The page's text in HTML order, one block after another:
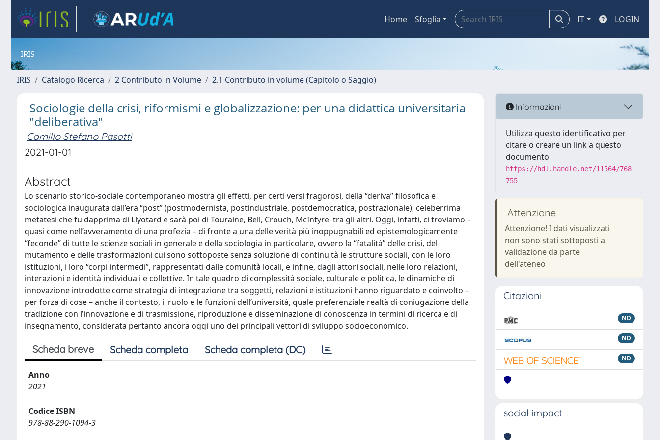
Home Sfoglia IT LOGIN
IRIS
IRIS Catalogo Ricerca 2 Contributo in Volume 2.1 Contributo in volume (Capitolo o Saggio)
Sociologie della crisi, riformismi e globalizzazione: per una didattica universitaria
"deliberativa"
Camillo Stefano Pasotti
2021-01-01
Abstract
Lo scenario storico-sociale contemporaneo mostra gli effetti, per certi versi fragorosi, della “deriva” filosofica e
sociologica inaugurata dall’era “post” (postmodernista, postindustriale, postdemocratica, postrazionale), celeberrima
metatesi che fu dapprima di Llyotard e sarà poi di Touraine, Bell, Crouch, McIntyre, tra gli altri. Oggi, infatti, ci troviamo –
quasi come nell’avveramento di una profezia – di fronte a una delle verità più inoppugnabili ed epistemologicamente
“feconde” di tutte le scienze sociali in generale e della sociologia in particolare, ovvero la “fatalità” delle crisi, del
mutamento e delle trasformazioni cui sono sottoposte senza soluzione di continuità le strutture sociali, con le loro
istituzioni, i loro “corpi intermedi”, rappresentati dalle comunità locali, e infine, dagli attori sociali, nelle loro relazioni,
interazioni e identità individuali e collettive. In tale quadro di complessità sociale, culturale e politica, le dinamiche di
innovazione introdotte come strategia di integrazione tra soggetti, relazioni e istituzioni hanno riguardato e coinvolto –
per forza di cose – anche il contesto, il ruolo e le funzioni dell’università, quale preferenziale realtà di coniugazione della
tradizione con l’innovazione e di trasmissione, riproduzione e disseminazione di conoscenza in termini di ricerca e di
insegnamento, considerata pertanto ancora oggi uno dei principali vettori di sviluppo socioeconomico.
Scheda breve Scheda completa Scheda completa (DC)
Anno
2021
Codice ISBN
978-88-290-1094-3
Informazioni
Utilizza questo identificativo per
citare o creare un link a questo
documento:
https://hdl.handle.net/11564/768
755
Attenzione
Attenzione! I dati visualizzati
non sono stati sottoposti a
validazione da parte
dell'ateneo
Citazioni
ND
ND
ND
social impact